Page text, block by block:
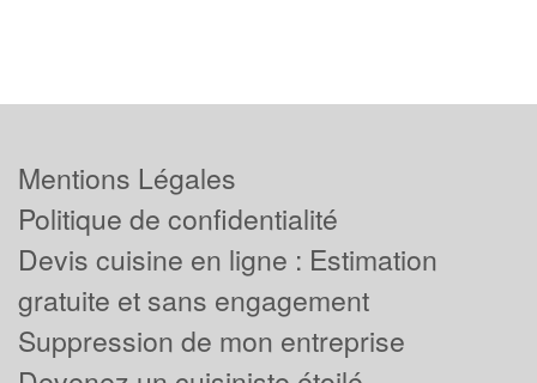
Mentions Légales
Politique de confidentialité
Devis cuisine en ligne : Estimation
gratuite et sans engagement
Suppression de mon entreprise